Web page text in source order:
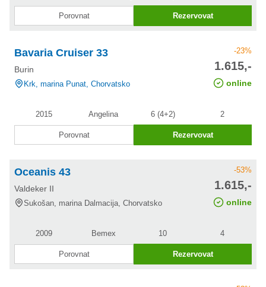
Porovnat Rezervovat
Bavaria Cruiser 33
Burin
Krk, marina Punat, Chorvatsko
2015 Angelina 6 (4+2) 2
cena po
slevě
-23%
1.615,-
online
Porovnat Rezervovat
Oceanis 43
Valdeker II
Sukošan, marina Dalmacija, Chorvatsko
2009 Bemex 10 4
cena po
slevě
-53%
1.615,-
online
Porovnat Rezervovat